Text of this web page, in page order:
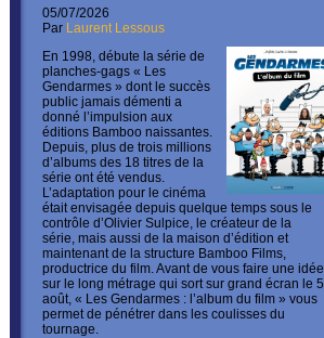
05/07/2026
Par Laurent Lessous
En 1998, débute la série de
planches-gags « Les
Gendarmes » dont le succès
public jamais démenti a
donné l’impulsion aux
éditions Bamboo naissantes.
Depuis, plus de trois millions
d’albums des 18 titres de la
série ont été vendus.
L’adaptation pour le cinéma
était envisagée depuis quelque temps sous le
contrôle d’Olivier Sulpice, le créateur de la
série, mais aussi de la maison d’édition et
maintenant de la structure Bamboo Films,
productrice du film. Avant de vous faire une idée
sur le long métrage qui sort sur grand écran le 5
août, « Les Gendarmes : l’album du film » vous
permet de pénétrer dans les coulisses du
tournage.